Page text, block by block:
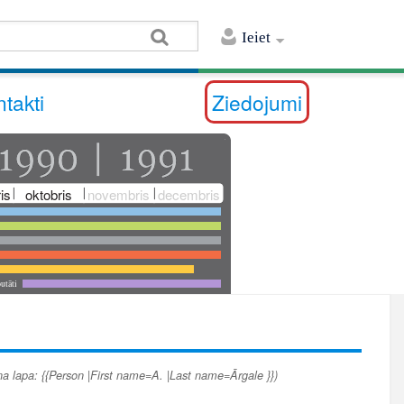
Ieiet
Ziedojumi
oktobris novembris decembris
lapa: {{Person |First name=A. |Last name=Ārgale }})